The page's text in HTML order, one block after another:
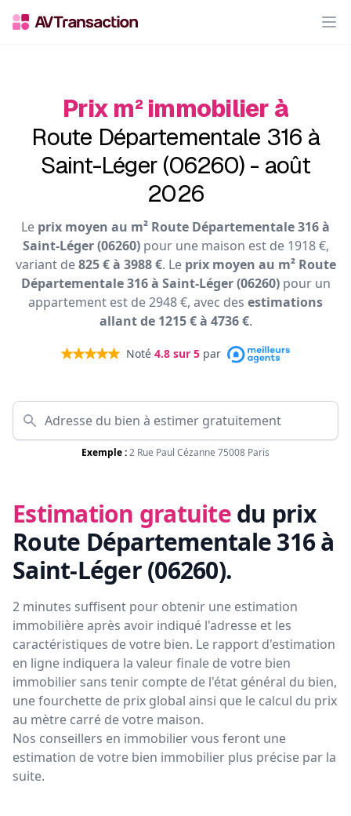
Prix m² immobilier à
Route Départementale 316 à
Saint-Léger (06260) - août
2026
Le prix moyen au m² Route Départementale 316 à
Saint-Léger (06260)pour une maison est de 1918 €,
variant de825 € à 3988 €. Le prix moyen au m² Route
Départementale 316 à Saint-Léger (06260)pour un
appartement est de 2948 €, avec des estimations
allant de 1215 € à 4736 €.
Noté 4.8 sur 5 par
Exemple :2 Rue Paul Cézanne 75008 Paris
Estimation gratuite du prix
Route Départementale 316 à
Saint-Léger (06260).
2 minutes suffisent pour obtenir une estimation
immobilière après avoir indiqué l'adresse et les
caractéristiques de votre bien. Le rapport d'estimation
en ligne indiquera la valeur finale de votre bien
immobilier sans tenir compte de l'état général du bien,
une fourchette de prix global ainsi que le calcul du prix
au mètre carré de votre maison.
Nos conseillers en immobilier vous feront une
estimation de votre bien immobilier plus précise par la
suite.